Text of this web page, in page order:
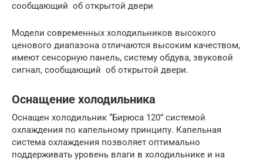
сообщающий об открытой двери
Модели современных холодильников высокого
ценового диапазона отличаются высоким качеством,
имеют сенсорную панель, систему обдува, звуковой
сигнал, сообщающий об открытой двери.
Оснащение холодильника
Оснащен холодильник “Бирюса 120” системой
охлаждения по капельному принципу. Капельная
система охлаждения позволяет оптимально
поддерживать уровень влаги в холодильнике и на